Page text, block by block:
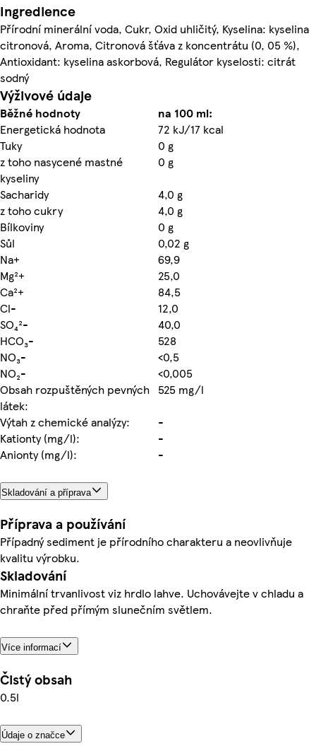
Ingredience
Přírodní minerální voda, Cukr, Oxid uhličitý, Kyselina: kyselina
citronová, Aroma, Citronová šťáva z koncentrátu (0, 05 %),
Antioxidant: kyselina askorbová, Regulátor kyselosti: citrát
sodný
Výživové údaje
Běžné hodnoty
na 100 ml:
Energetická hodnota
72 kJ/17 kcal
Tuky
0 g
z toho nasycené mastné
kyseliny
0 g
Sacharidy
4,0 g
z toho cukry
4,0 g
Bílkoviny
0 g
Sůl
0,02 g
Na+
69,9
Mg²+
25,0
Ca²+
84,5
Cl-
12,0
SO₄²-
40,0
HCO₃-
528
NO₃-
<0,5
NO₂-
<0,005
Obsah rozpuštěných pevných
látek:
525 mg/l
Výtah z chemické analýzy:
-
Kationty (mg/l):
-
Anionty (mg/l):
-
Skladování a příprava
Příprava a používání
Případný sediment je přírodního charakteru a neovlivňuje
kvalitu výrobku.
Skladování
Minimální trvanlivost viz hrdlo lahve. Uchovávejte v chladu a
chraňte před přímým slunečním světlem.
Více informací
Čistý obsah
0.5l
Údaje o značce